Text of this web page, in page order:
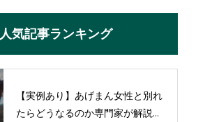
人気記事ランキング
【実例あり】あげまん女性と別れ
たらどうなるのか専門家が解説